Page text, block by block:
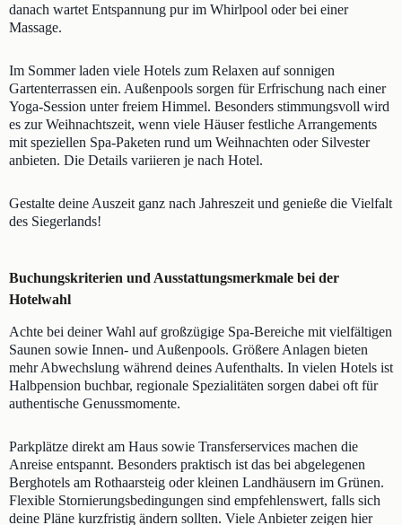
danach wartet Entspannung pur im Whirlpool oder bei einer
Massage.
Im Sommer laden viele Hotels zum Relaxen auf sonnigen
Gartenterrassen ein. Außenpools sorgen für Erfrischung nach einer
Yoga-Session unter freiem Himmel. Besonders stimmungsvoll wird
es zur Weihnachtszeit, wenn viele Häuser festliche Arrangements
mit speziellen Spa-Paketen rund um Weihnachten oder Silvester
anbieten. Die Details variieren je nach Hotel.
Gestalte deine Auszeit ganz nach Jahreszeit und genieße die Vielfalt
des Siegerlands!
Buchungskriterien und Ausstattungsmerkmale bei der
Hotelwahl
Achte bei deiner Wahl auf großzügige Spa-Bereiche mit vielfältigen
Saunen sowie Innen- und Außenpools. Größere Anlagen bieten
mehr Abwechslung während deines Aufenthalts. In vielen Hotels ist
Halbpension buchbar, regionale Spezialitäten sorgen dabei oft für
authentische Genussmomente.
Parkplätze direkt am Haus sowie Transferservices machen die
Anreise entspannt. Besonders praktisch ist das bei abgelegenen
Berghotels am Rothaarsteig oder kleinen Landhäusern im Grünen.
Flexible Stornierungsbedingungen sind empfehlenswert, falls sich
deine Pläne kurzfristig ändern sollten. Viele Anbieter zeigen hier